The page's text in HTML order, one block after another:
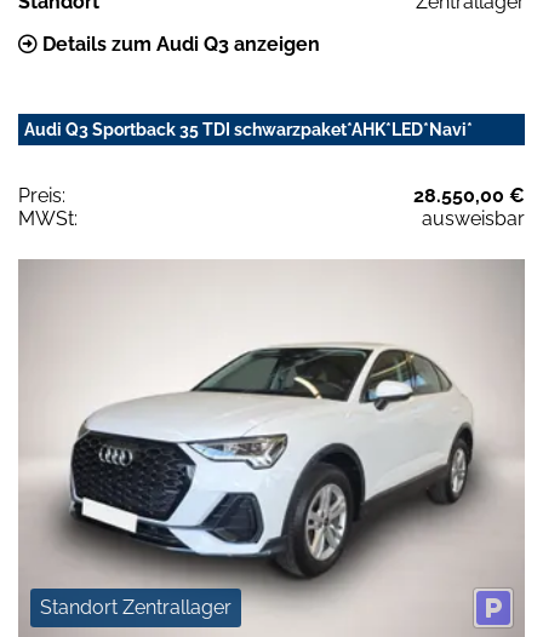
Details zum Audi Q3 anzeigen
Audi Q3 Sportback 35 TDI schwarzpaket*AHK*LED*Navi*
Preis:
28.550,00 €
MWSt:
ausweisbar
Standort Zentrallager